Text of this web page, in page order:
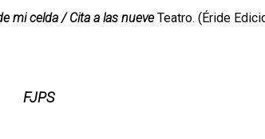
mi celda / Cita a las nueveTeatro. (Éride